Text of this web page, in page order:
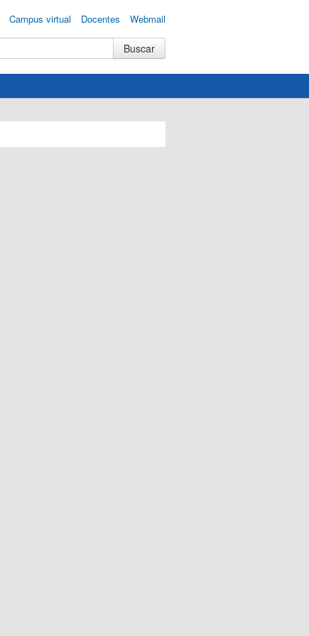
Campus virtual Docentes Webmail